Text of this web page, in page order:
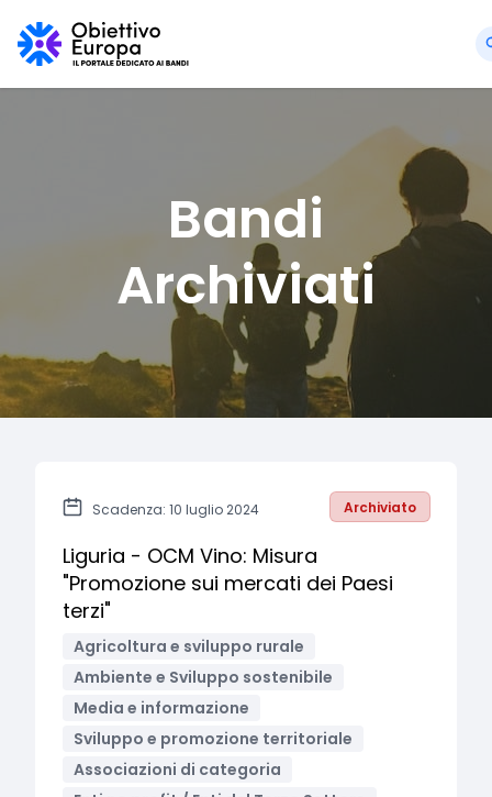
Bandi
Archiviati
Scadenza: 10 luglio 2024 Archiviato
Liguria - OCM Vino: Misura
"Promozione sui mercati dei Paesi
terzi"
Agricoltura e sviluppo rurale
Ambiente e Sviluppo sostenibile
Media e informazione
Sviluppo e promozione territoriale
Associazioni di categoria